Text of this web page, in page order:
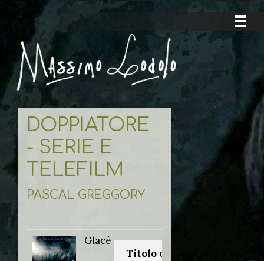
DOPPIATORE
- SERIE E
TELEFILM
PASCAL GREGGORY
Glacé
Titolo originale: